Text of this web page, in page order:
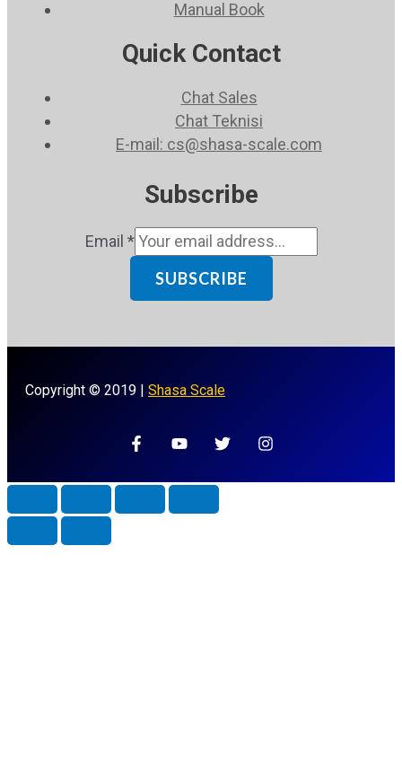
Manual Book
Quick Contact
Chat Sales
Chat Teknisi
E-mail: cs@shasa-scale.com
Subscribe
Email *
SUBSCRIBE
Copyright © 2019 | Shasa Scale